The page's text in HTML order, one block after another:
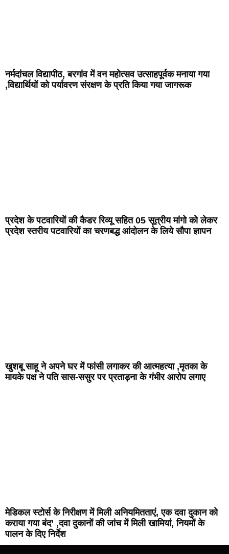
नर्मदांचल विद्यापीठ, बरगांव में वन महोत्सव उत्साहपूर्वक मनाया गया
,विद्यार्थियों को पर्यावरण संरक्षण के प्रति किया गया जागरूक
प्रदेश के पटवारियों की कैडर रिव्यू सहित 05 सूत्रीय मांगो को लेकर
प्रदेश स्तरीय पटवारियों का चरणबद्ध आंदोलन के लिये सौपा ज्ञापन
खुशबू साहू ने अपने घर में फांसी लगाकर की आत्महत्या ,मृतका के
मायके पक्ष ने पति सास-ससुर पर प्रताड़ना के गंभीर आरोप लगाए
मेडिकल स्टोर्स के निरीक्षण में मिली अनियमितताएं, एक दवा दुकान को
कराया गया बंद’ ,दवा दुकानों की जांच में मिली खामियां, नियमों के
पालन के दिए निर्देश